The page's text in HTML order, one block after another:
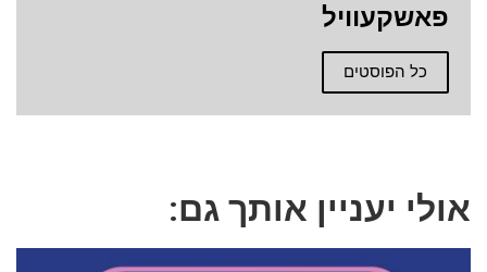
פאשקעוויל
כל הפוסטים
אולי יעניין אותך גם: